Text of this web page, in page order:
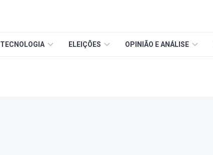
TECNOLOGIA ELEIÇÕES OPINIÃO E ANÁLISE